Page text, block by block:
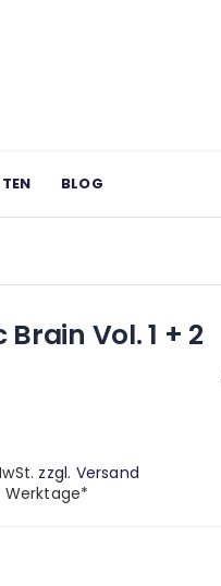
BLOG
Vol. 1 + 2
zzgl. Versand
Werktage*